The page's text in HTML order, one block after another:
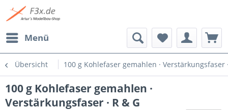
Menü
Übersicht 100 g Kohlefaser gemahlen · Verstärkungsfaser
100 g Kohlefaser gemahlen ·
Verstärkungsfaser · R & G